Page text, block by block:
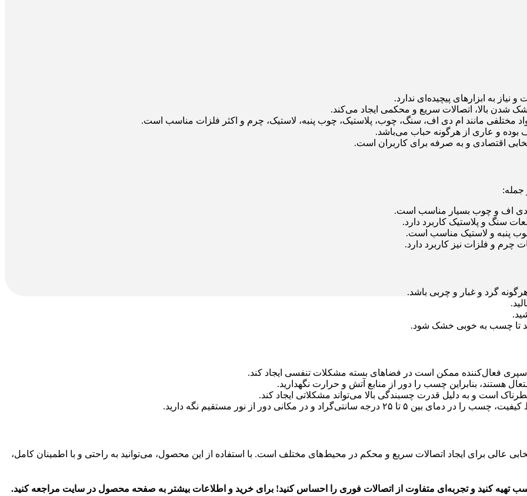
بالا، اتصالات سریع و محکمی ایجاد می‌کند.
بوده و عاری از هرگونه حباب می‌باشد.
اقتصادی و به صرفه برای کاربران است.
دی اف و چوب بسیار مناسب است.
پنبه و لاستیک مناسب است.
گرد و غبار و چربی باشد.
تا چسب به خوبی خشک شود.
اسپری فعال‌کننده ممکن است در فضاهای بسته مشکلات تنفسی ایجاد کند.
هستند، بنابراین چسب را دور از منابع آتش و حرارت نگهدارید.
است و به دلیل قدرت چسبندگی بالا می‌تواند مشکلاتی ایجاد کند.
دمای بین ۵ تا ۲۵ درجه سانتی‌گراد و در مکانی دور از نور مستقیم نگه دارید.
عالی برای ایجاد اتصالات سریع و محکم در محیط‌های مختلف است. با استفاده از این محصول، می‌توانید به راحتی و با اطمینان کامل،